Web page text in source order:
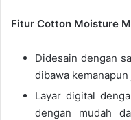
Fitur Cotton Moisture
Didesain dengan
dibawa
Layar digital
dengan mudah